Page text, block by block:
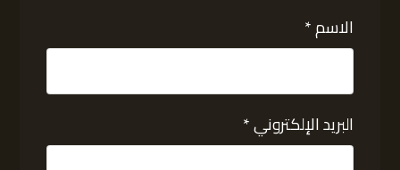
الاسم*
البريد الإلكتروني*